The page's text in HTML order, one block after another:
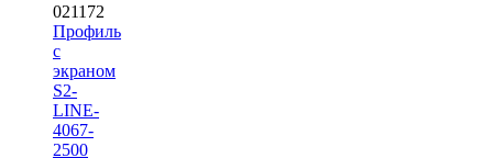
021172
Профиль
с
экраном
S2-
LINE-
4067-
2500